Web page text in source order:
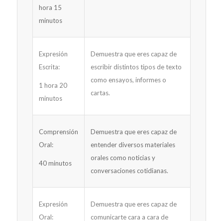
hora 15
minutos
Expresión
Escrita:
1 hora 20
minutos
Demuestra que eres capaz de
escribir distintos tipos de texto
como ensayos, informes o
cartas.
Comprensión
Oral:
40 minutos
Demuestra que eres capaz de
entender diversos materiales
orales como noticias y
conversaciones cotidianas.
Expresión
Oral:
Demuestra que eres capaz de
comunicarte cara a cara de